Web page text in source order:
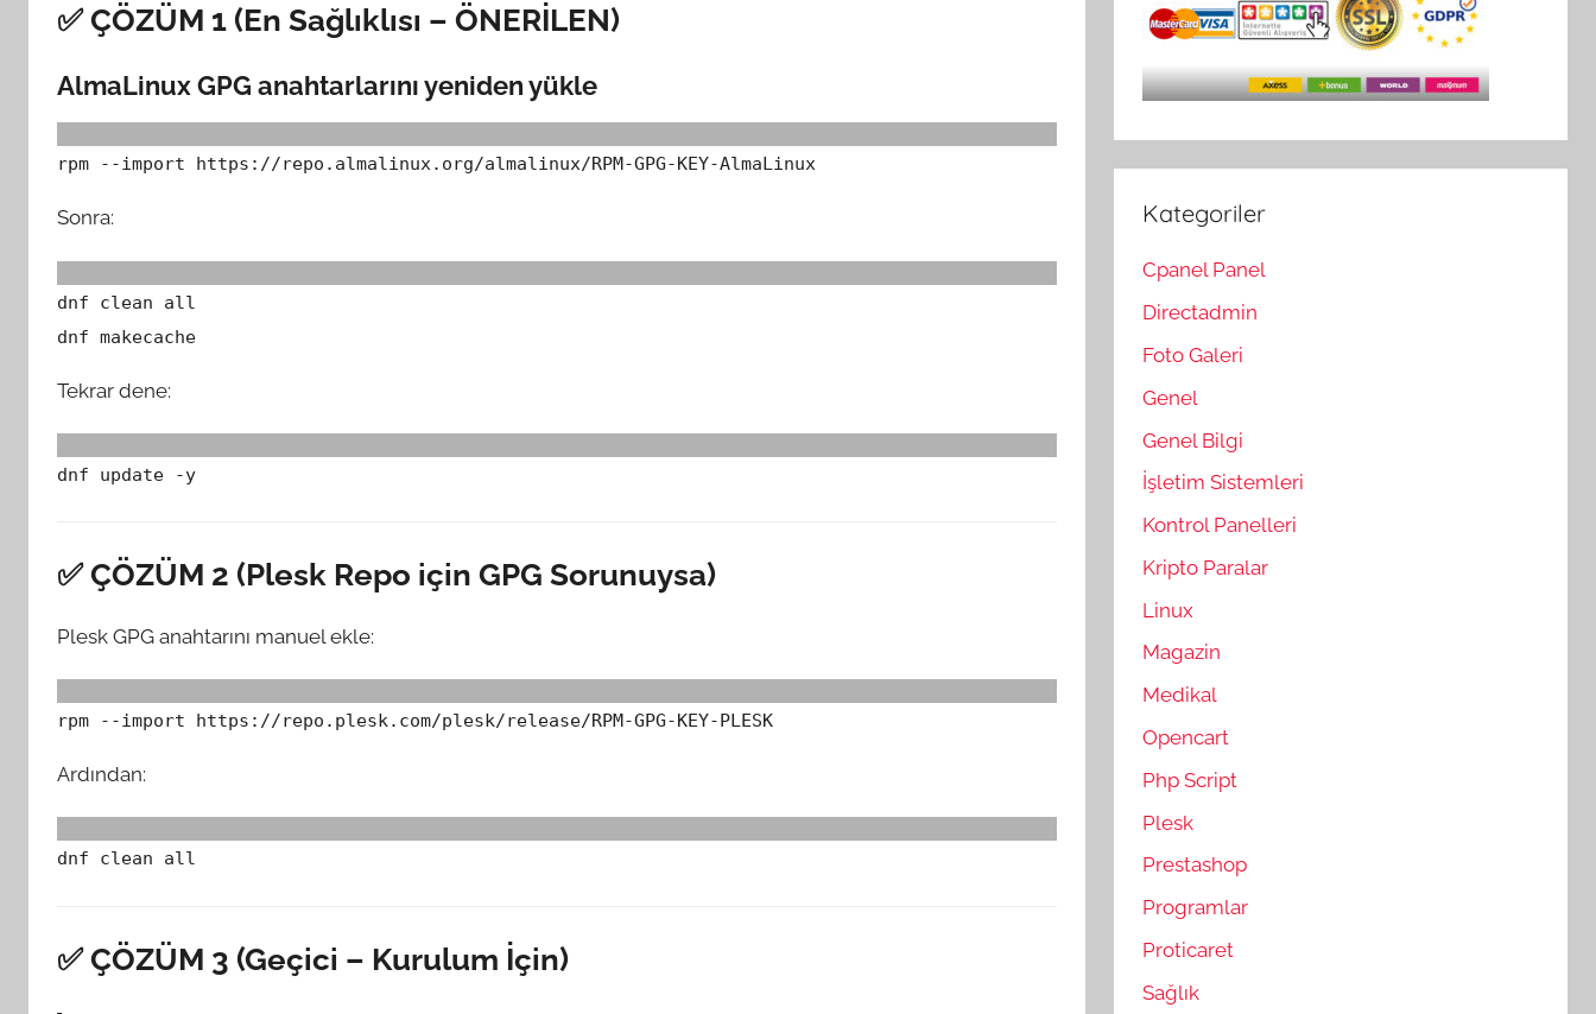
✅ ÇÖZÜM 1 (En Sağlıklısı – ÖNERİLEN)
AlmaLinux GPG anahtarlarını yeniden yükle
rpm --import https://repo.almalinux.org/almalinux/RPM-GPG-KEY-AlmaLinux
Sonra:
dnf clean all
dnf makecache
Tekrar dene:
dnf update -y
✅ ÇÖZÜM 2 (Plesk Repo için GPG Sorunuysa)
Plesk GPG anahtarını manuel ekle:
rpm --import https://repo.plesk.com/plesk/release/RPM-GPG-KEY-PLESK
Ardından:
dnf clean all
✅ ÇÖZÜM 3 (Geçici – Kurulum İçin)
Kategoriler
Cpanel Panel
Directadmin
Foto Galeri
Genel
Genel Bilgi
İşletim Sistemleri
Kontrol Panelleri
Kripto Paralar
Linux
Magazin
Medikal
Opencart
Php Script
Plesk
Prestashop
Programlar
Proticaret
Sağlık